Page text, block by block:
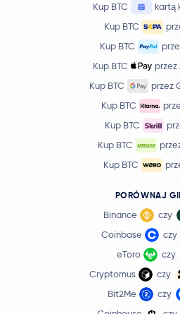
Kup BTC
kartą
Kup BTC
Kup BTC
Kup BTC
przez
Kup BTC
przez
Kup BTC
Kup BTC
Kup BTC
Kup BTC
PORÓWNAJ
Binance czy
Coinbase
czy
eToro
czy
Cryptomus
czy
Bit2Me
czy